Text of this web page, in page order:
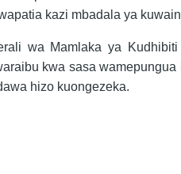
kazi mbadala ya
wa Mamlaka ya
kwa sasa
hizo kuongezeka.